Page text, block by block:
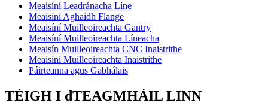
Meaisíní Leadránacha Líne
Meaisíní Aghaidh Flange
Meaisíní Muilleoireachta Gantry
Meaisíní Muilleoireachta Líneacha
Meaisín Muilleoireachta CNC Inaistrithe
Meaisíní Muilleoireachta Inaistrithe
Páirteanna agus Gabhálais
TÉIGH I dTEAGMHÁIL LINN